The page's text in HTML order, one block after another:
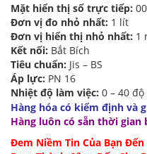
Mặt hiển thị số trực tiếp:
Đơn vị đo nhỏ nhất: 1 lít
Đơn vị hiển thị nhỏ nhất: 1
Kết nối: Bắt Bích
Tiêu chuẩn: Jis – BS
Áp lực: PN 16
Nhiệt độ làm việc: 0 – 40 độ
Hàng hóa có kiểm định và
Hàng luôn có sẵn thời gian
Đem Niềm Tin Của Bạn